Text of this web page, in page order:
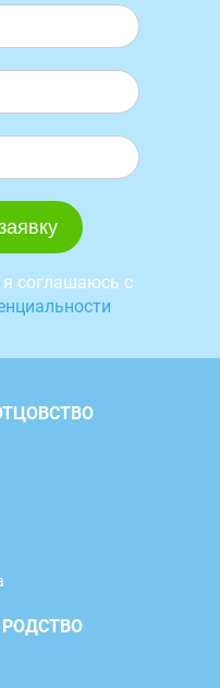
соглашаюсь с